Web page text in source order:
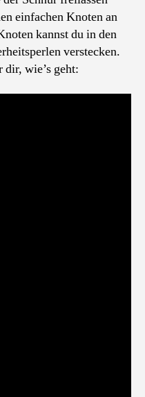
einfachen Knoten an
kannst du in den
verstecken.
wie’s geht: